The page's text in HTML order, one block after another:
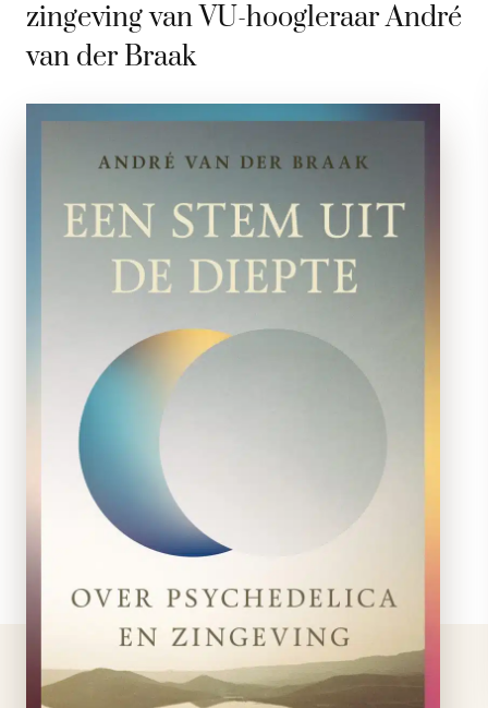
zingeving van VU-hoogleraar André
van der Braak